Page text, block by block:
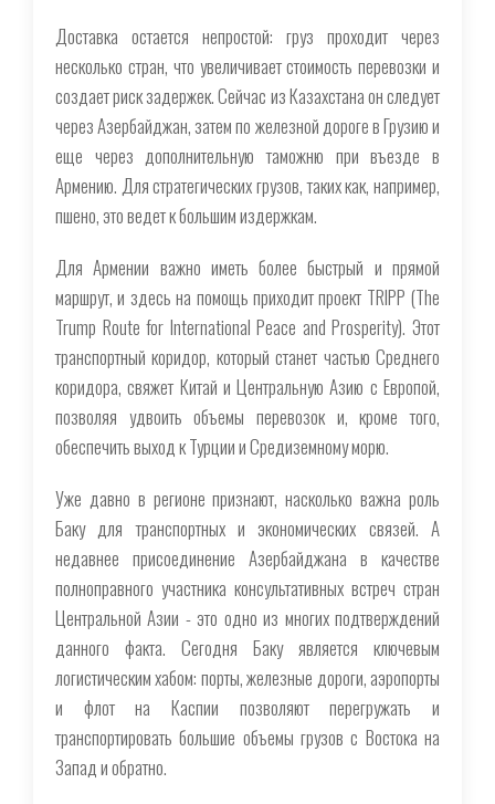
Доставка остается непростой: груз проходит через
несколько стран, что увеличивает стоимость перевозки и
создает риск задержек. Сейчас из Казахстана он следует
через Азербайджан, затем по железной дороге в Грузию и
еще через дополнительную таможню при въезде в
Армению. Для стратегических грузов, таких как, например,
пшено, это ведет к большим издержкам.
Для Армении важно иметь более быстрый и прямой
маршрут, и здесь на помощь приходит проект TRIPP (The
Trump Route for International Peace and Prosperity). Этот
транспортный коридор, который станет частью Среднего
коридора, свяжет Китай и Центральную Азию с Европой,
позволяя удвоить объемы перевозок и, кроме того,
обеспечить выход к Турции и Средиземному морю.
Уже давно в регионе признают, насколько важна роль
Баку для транспортных и экономических связей. А
недавнее присоединение Азербайджана в качестве
полноправного участника консультативных встреч стран
Центральной Азии - это одно из многих подтверждений
данного факта. Сегодня Баку является ключевым
логистическим хабом: порты, железные дороги, аэропорты
и флот на Каспии позволяют перегружать и
транспортировать большие объемы грузов с Востока на
Запад и обратно.